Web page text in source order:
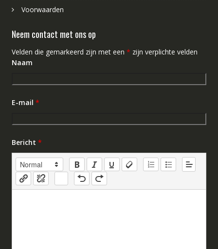
Voorwaarden
Neem contact met ons op
Velden die gemarkeerd zijn met een * zijn verplichte velden
Naam
E-mail *
Bericht *